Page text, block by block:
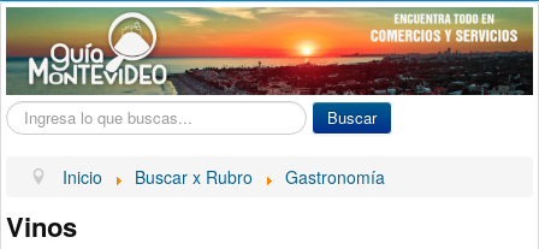
Buscar... Buscar
Inicio Buscar x Rubro Gastronomía
Vinos